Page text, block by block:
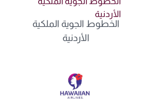
الخطوط الجوية الملكية
الأردنية